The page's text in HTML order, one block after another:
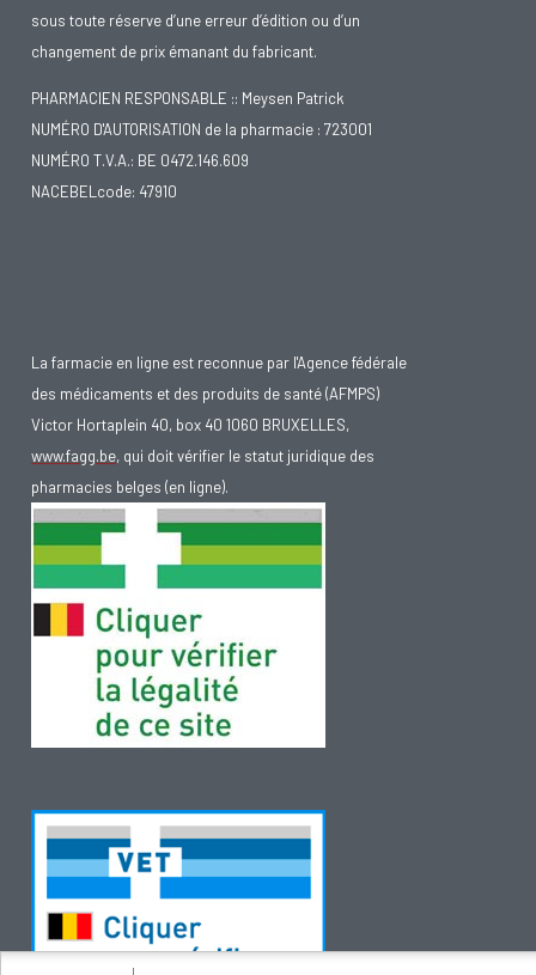
sous toute réserve d’une erreur d’édition ou d’un
changement de prix émanant du fabricant.
PHARMACIEN RESPONSABLE :: Meysen Patrick
NUMÉRO D'AUTORISATION de la pharmacie : 723001
NUMÉRO T.V.A.: BE 0472.146.609
NACEBELcode: 47910
La farmacie en ligne est reconnue par l'Agence fédérale
des médicaments et des produits de santé (AFMPS)
Victor Hortaplein 40, box 40 1060 BRUXELLES,
www.fagg.be, qui doit vérifier le statut juridique des
pharmacies belges (en ligne).